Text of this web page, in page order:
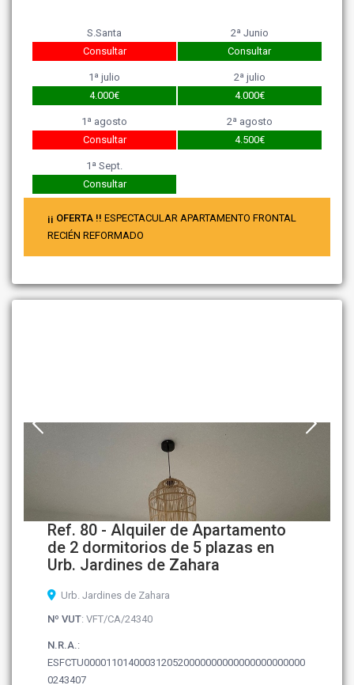
S.Santa
Consultar
2ª Junio
Consultar
1ª julio
4.000€
2ª julio
4.000€
1ª agosto
Consultar
2ª agosto
4.500€
1ª Sept.
Consultar
¡¡ OFERTA !! ESPECTACULAR APARTAMENTO FRONTAL
RECIÉN REFORMADO
Ref. 80 - Alquiler de Apartamento
de 2 dormitorios de 5 plazas en
Urb. Jardines de Zahara
Urb. Jardines de Zahara
Nº VUT: VFT/CA/24340
N.R.A.:
ESFCTU0000110140003120520000000000000000000000
0243407